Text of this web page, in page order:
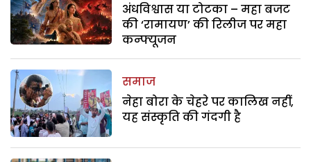
अंधविश्वास या टोटका – महा बजट
की ‘रामायण’ की रिलीज पर महा
कन्फ्यूजन
समाज
नेहा बोरा के चेहरे पर कालिख नहीं,
यह संस्कृति की गंदगी है